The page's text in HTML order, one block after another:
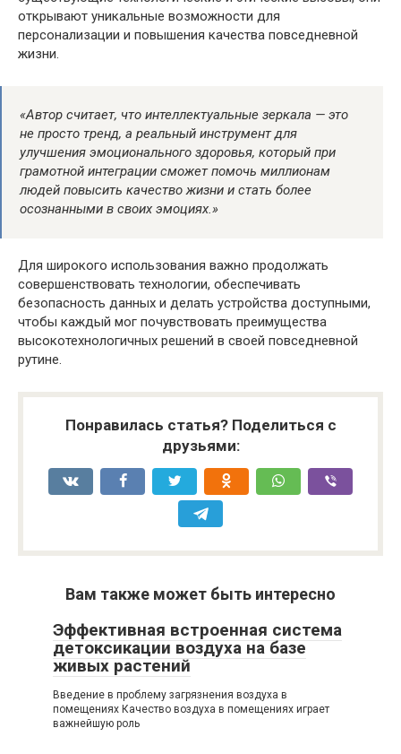
открывают уникальные возможности для
персонализации и повышения качества повседневной
жизни.
«Автор считает, что интеллектуальные зеркала — это
не просто тренд, а реальный инструмент для
улучшения эмоционального здоровья, который при
грамотной интеграции сможет помочь миллионам
людей повысить качество жизни и стать более
осознанными в своих эмоциях.»
Для широкого использования важно продолжать
совершенствовать технологии, обеспечивать
безопасность данных и делать устройства доступными,
чтобы каждый мог почувствовать преимущества
высокотехнологичных решений в своей повседневной
рутине.
Понравилась статья? Поделиться с
друзьями:
Вам также может быть интересно
Эффективная встроенная система
детоксикации воздуха на базе
живых растений
Введение в проблему загрязнения воздуха в
помещениях Качество воздуха в помещениях играет
важнейшую роль